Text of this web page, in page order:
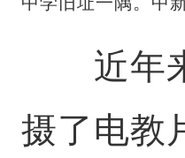
近年来
摄了电教